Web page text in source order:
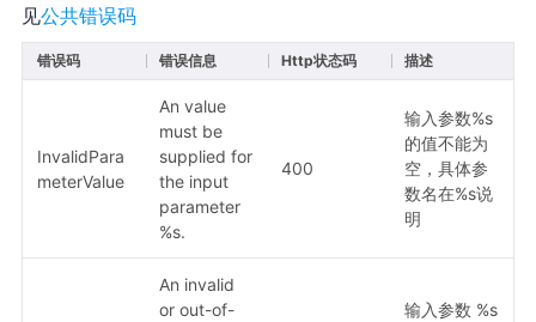
见公共错误码
错误码 错误信息 Http状态码 描述
InvalidPara
meterValue
An value
must be
supplied for
the input
parameter
%s.
400
输入参数%s
的值不能为
空，具体参
数名在%s说
明
An invalid
or out-of-
输入参数 %s